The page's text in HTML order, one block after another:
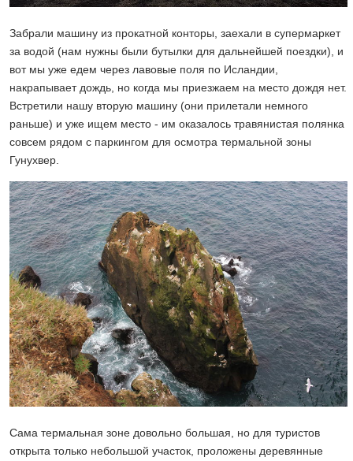
Забрали машину из прокатной конторы, заехали в супермаркет
за водой (нам нужны были бутылки для дальнейшей поездки), и
вот мы уже едем через лавовые поля по Исландии,
накрапывает дождь, но когда мы приезжаем на место дождя нет.
Встретили нашу вторую машину (они прилетали немного
раньше) и уже ищем место - им оказалось травянистая полянка
совсем рядом с паркингом для осмотра термальной зоны
Гунухвер.
Сама термальная зоне довольно большая, но для туристов
открыта только небольшой участок, проложены деревянные